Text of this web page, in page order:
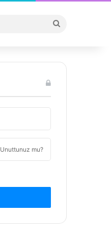
...
Unuttunuz mu?